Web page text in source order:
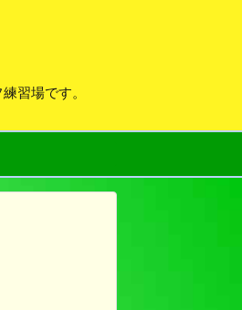
習場です。